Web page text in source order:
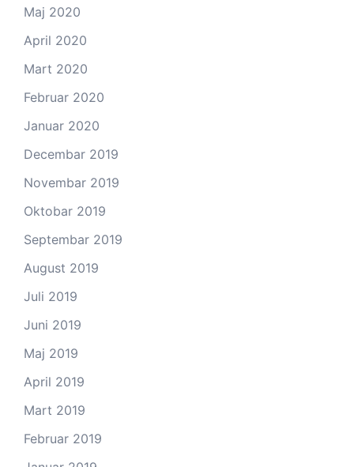
Maj 2020
April 2020
Mart 2020
Februar 2020
Januar 2020
Decembar 2019
Novembar 2019
Oktobar 2019
Septembar 2019
August 2019
Juli 2019
Juni 2019
Maj 2019
April 2019
Mart 2019
Februar 2019